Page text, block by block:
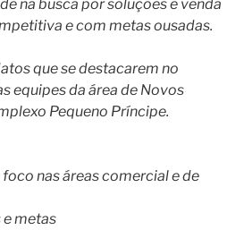
na busca por soluções e venda
e com metas ousadas.
que se destacarem no
equipes da área de Novos
Pequeno Príncipe.
nas áreas comercial e de
metas